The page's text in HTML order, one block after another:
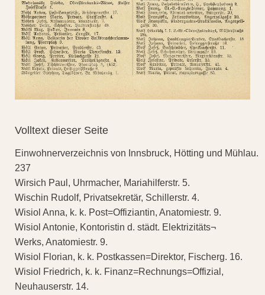
Volltext dieser Seite
Einwohnerverzeichnis von Innsbruck, Hötting und Mühlau.
237
Wirsich Paul, Uhrmacher, Mariahilferstr. 5.
Wischin Rudolf, Privatsekretär, Schillerstr. 4.
Wisiol Anna, k. k. Post=Offiziantin, Anatomiestr. 9.
Wisiol Antonie, Kontoristin d. städt. Elektrizitäts¬
Werks, Anatomiestr. 9.
Wisiol Florian, k. k. Postkassen=Direktor, Fischerg. 16.
Wisiol Friedrich, k. k. Finanz=Rechnungs=Offizial,
Neuhauserstr. 14.